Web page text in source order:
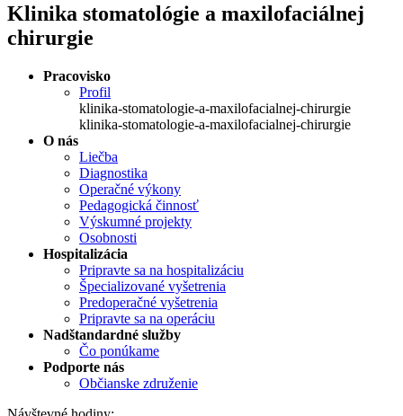
Klinika stomatológie a maxilofaciálnej
chirurgie
Pracovisko
Profil
klinika-stomatologie-a-maxilofacialnej-chirurgie
klinika-stomatologie-a-maxilofacialnej-chirurgie
O nás
Liečba
Diagnostika
Operačné výkony
Pedagogická činnosť
Výskumné projekty
Osobnosti
Hospitalizácia
Pripravte sa na hospitalizáciu
Špecializované vyšetrenia
Predoperačné vyšetrenia
Pripravte sa na operáciu
Nadštandardné služby
Čo ponúkame
Podporte nás
Občianske združenie